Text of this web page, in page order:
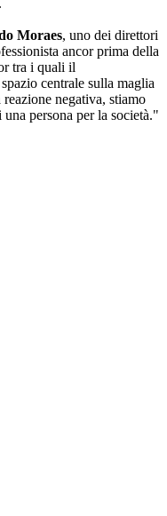
Moraes, uno dei direttori
ancor prima della
tra i quali il
centrale sulla maglia
negativa, stiamo
persona per la società."